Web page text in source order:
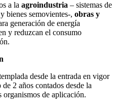
a la agroindustria – sistemas de
bienes semovientes-, obras y
generación de energía
y reduzcan el consumo
desde la entrada en vigor
2 años contados desde la
de aplicación.